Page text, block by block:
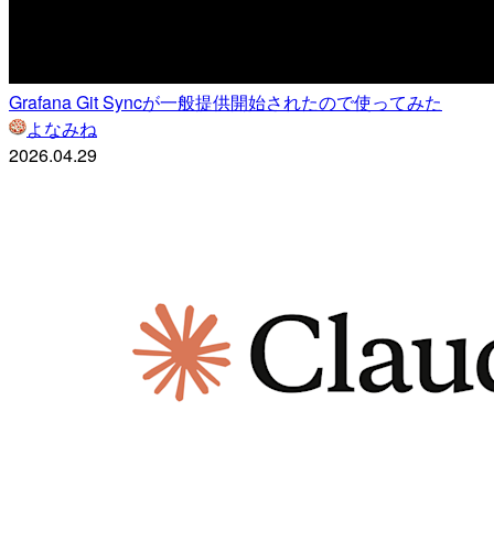
Grafana Git Syncが一般提供開始されたので使ってみた
よなみね
2026.04.29